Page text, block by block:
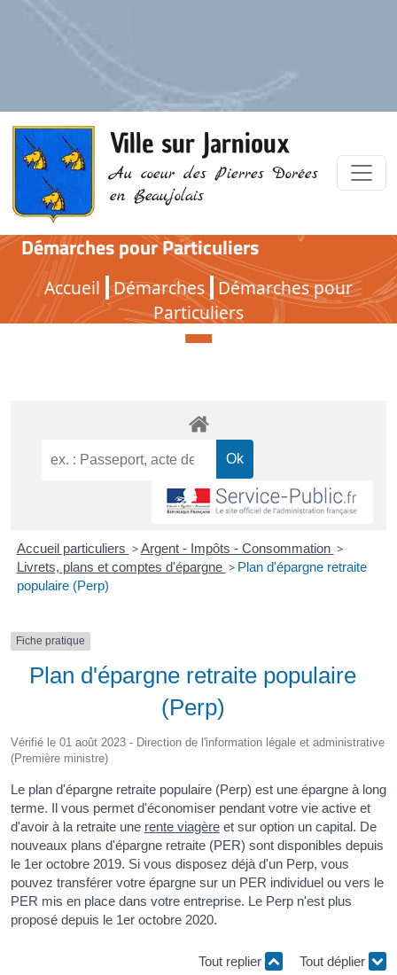
Ville sur Jarnioux
Au coeur des Pierres Dorées
en Beaujolais
Démarches pour Particuliers
Accueil Démarches Démarches pour
Particuliers
Démarches pour Particuliers
Accueil particuliers > Argent - Impôts - Consommation >
Livrets, plans et comptes d'épargne > Plan d'épargne retraite
populaire (Perp)
Fiche pratique
Plan d'épargne retraite populaire
(Perp)
Vérifié le 01 août 2023 - Direction de l'information légale et administrative
(Première ministre)
Le plan d'épargne retraite populaire (Perp) est une épargne à long
terme. Il vous permet d'économiser pendant votre vie active et
d'avoir à la retraite une rente viagère et sur option un capital. De
nouveaux plans d'épargne retraite (PER) sont disponibles depuis
le 1er octobre 2019. Si vous disposez déjà d'un Perp, vous
pouvez transférer votre épargne sur un PER individuel ou vers le
PER mis en place dans votre entreprise. Le Perp n'est plus
proposé depuis le 1er octobre 2020.
Tout replier Tout déplier